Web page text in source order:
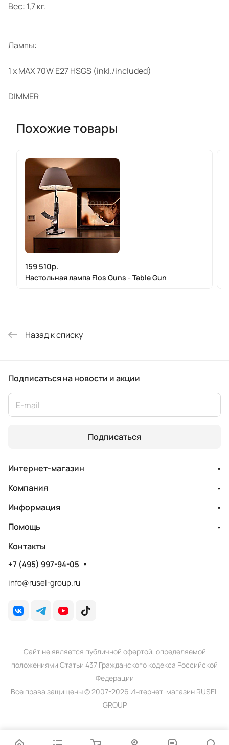
Вес: 1,7 кг.
Лампы:
1 x MAX 70W E27 HSGS (inkl./included)
DIMMER
Похожие товары
159 510р.
Настольная лампа Flos Guns - Table Gun
Назад к списку
Подписаться на новости и акции
Подписаться
Интернет-магазин
Компания
Информация
Помощь
Контакты
+7 (495) 997-94-05
info@rusel-group.ru
Сайт не является публичной офертой, определяемой
положениями Статьи 437 Гражданского кодекса Российской
Федерации
Все права защищены © 2007-2026 Интернет-магазин RUSEL
GROUP